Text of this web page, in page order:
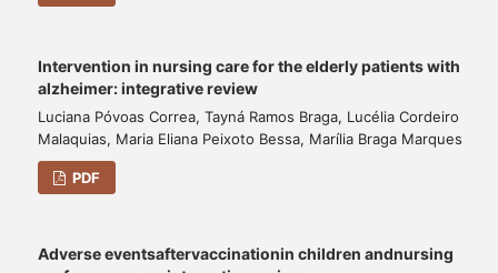
Intervention in nursing care for the elderly patients with
alzheimer: integrative review
Luciana Póvoas Correa, Tayná Ramos Braga, Lucélia Cordeiro
Malaquias, Maria Eliana Peixoto Bessa, Marília Braga Marques
PDF
Adverse eventsaftervaccinationin children andnursing